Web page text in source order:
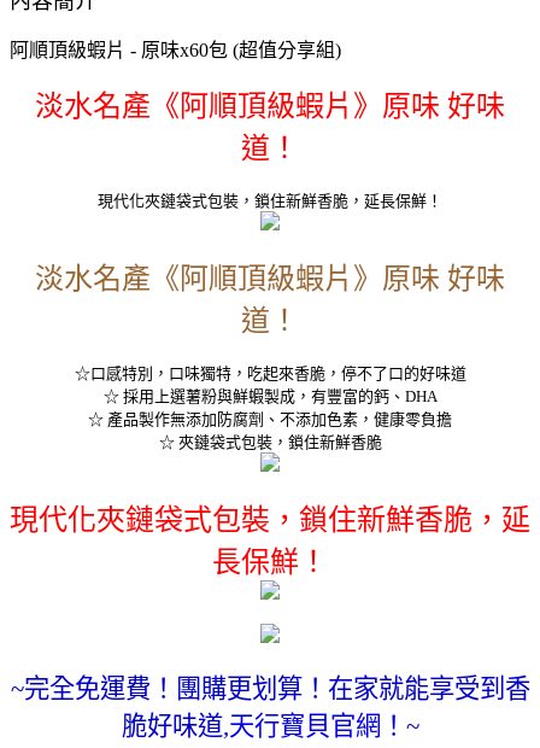
阿順頂級蝦片 - 原味x60包 (超值分享組)
淡水名產《阿順頂級蝦片》原味 好味
道！
現代化夾鏈袋式包裝，鎖住新鮮香脆，延長保鮮！
淡水名產《阿順頂級蝦片》原味 好味
道！
☆口感特別，口味獨特，吃起來香脆，停不了口的好味道
☆ 採用上選薯粉與鮮蝦製成，有豐富的鈣、DHA
☆ 產品製作無添加防腐劑、不添加色素，健康零負擔
☆ 夾鏈袋式包裝，鎖住新鮮香脆
現代化夾鏈袋式包裝，鎖住新鮮香脆，延
長保鮮！
~完全免運費！團購更划算！在家就能享受到香
脆好味道,天行寶貝官網 ！~